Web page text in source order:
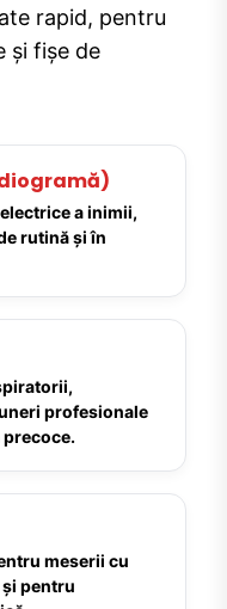
rapid, pentru
și fișe de
a inimii,
rutină și în
profesionale
meserii cu
pentru